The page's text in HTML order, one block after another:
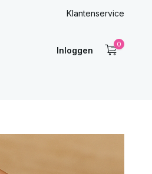
Klantenservice
Inloggen
0